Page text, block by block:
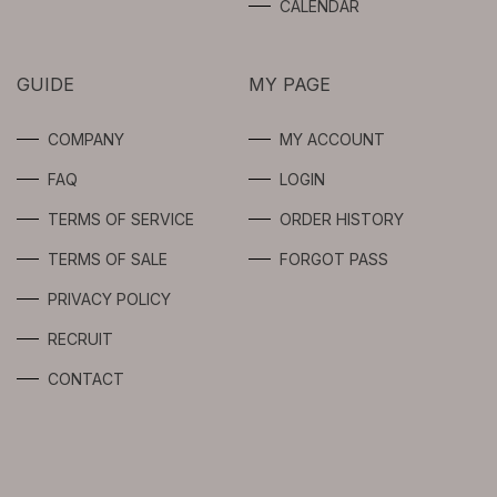
USERS
CALENDAR
GUIDE
COMPANY
FAQ
TERMS OF SERVICE
TERMS OF SALE
PRIVACY POLICY
RECRUIT
CONTACT
MY PAGE
MY ACCOUNT
LOGIN
ORDER HISTORY
FORGOT PASS